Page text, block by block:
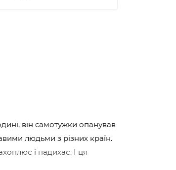
він самотужки опанував
людьми з різних країн.
і надихає. І ця